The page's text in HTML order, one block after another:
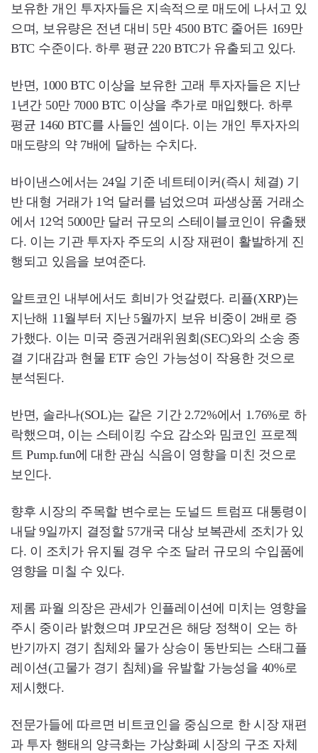
보유한 개인 투자자들은 지속적으로 매도에 나서고 있
으며, 보유량은 전년 대비 5만 4500 BTC 줄어든 169만
BTC 수준이다. 하루 평균 220 BTC가 유출되고 있다.
반면, 1000 BTC 이상을 보유한 고래 투자자들은 지난
1년간 50만 7000 BTC 이상을 추가로 매입했다. 하루
평균 1460 BTC를 사들인 셈이다. 이는 개인 투자자의
매도량의 약 7배에 달하는 수치다.
바이낸스에서는 24일 기준 네트테이커(즉시 체결) 기
반 대형 거래가 1억 달러를 넘었으며 파생상품 거래소
에서 12억 5000만 달러 규모의 스테이블코인이 유출됐
다. 이는 기관 투자자 주도의 시장 재편이 활발하게 진
행되고 있음을 보여준다.
알트코인 내부에서도 희비가 엇갈렸다. 리플(XRP)는
지난해 11월부터 지난 5월까지 보유 비중이 2배로 증
가했다. 이는 미국 증권거래위원회(SEC)와의 소송 종
결 기대감과 현물 ETF 승인 가능성이 작용한 것으로
분석된다.
반면, 솔라나(SOL)는 같은 기간 2.72%에서 1.76%로 하
락했으며, 이는 스테이킹 수요 감소와 밈코인 프로젝
트 Pump.fun에 대한 관심 식음이 영향을 미친 것으로
보인다.
향후 시장의 주목할 변수로는 도널드 트럼프 대통령이
내달 9일까지 결정할 57개국 대상 보복관세 조치가 있
다. 이 조치가 유지될 경우 수조 달러 규모의 수입품에
영향을 미칠 수 있다.
제롬 파월 의장은 관세가 인플레이션에 미치는 영향을
주시 중이라 밝혔으며 JP모건은 해당 정책이 오는 하
반기까지 경기 침체와 물가 상승이 동반되는 스태그플
레이션(고물가 경기 침체)을 유발할 가능성을 40%로
제시했다.
전문가들에 따르면 비트코인을 중심으로 한 시장 재편
과 투자 행태의 양극화는 가상화폐 시장의 구조 자체